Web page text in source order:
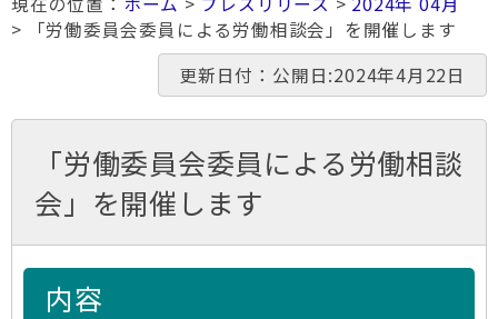
> 「労働委員会委員による労働相談会」を開催します
更新日付：公開日:2024年4月22日
「労働委員会委員による労働相談
会」を開催します
内容